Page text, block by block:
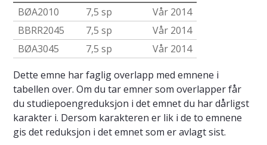
BØA2010 7,5 sp
Vår 2014
BBRR2045
7,5 sp
Vår 2014
BØA3045
7,5 sp
Vår 2014
Dette emne har faglig overlapp med emnene i
tabellen over. Om du tar emner som overlapper får
du studiepoengreduksjon i det emnet du har dårligst
karakter i. Dersom karakteren er lik i de to emnene
gis det reduksjon i det emnet som er avlagt sist.